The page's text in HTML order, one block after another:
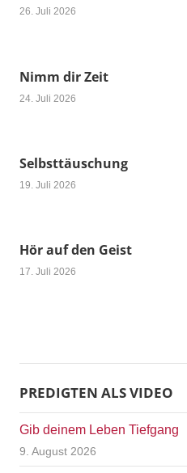
26. Juli 2026
Nimm dir Zeit
24. Juli 2026
Selbsttäuschung
19. Juli 2026
Hör auf den Geist
17. Juli 2026
PREDIGTEN ALS VIDEO
Gib deinem Leben Tiefgang
9. August 2026